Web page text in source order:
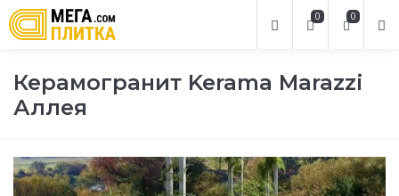
0
0
Керамогранит Kerama Marazzi
Аллея